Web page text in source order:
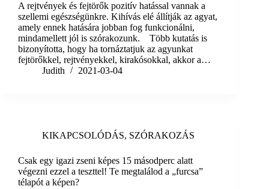
A rejtvények és fejtörők pozitív hatással vannak a
szellemi egészségünkre. Kihívás elé állítják az agyat,
amely ennek hatására jobban fog funkcionálni,
mindamellett jól is szórakozunk. Több kutatás is
bizonyította, hogy ha tornáztatjuk az agyunkat
fejtörőkkel, rejtvényekkel, kirakósokkal, akkor a…
Judith
2021-03-04
KIKAPCSOLÓDÁS, SZÓRAKOZÁS
Csak egy igazi zseni képes 15 másodperc alatt
végezni ezzel a teszttel! Te megtalálod a „furcsa”
télapót a képen?